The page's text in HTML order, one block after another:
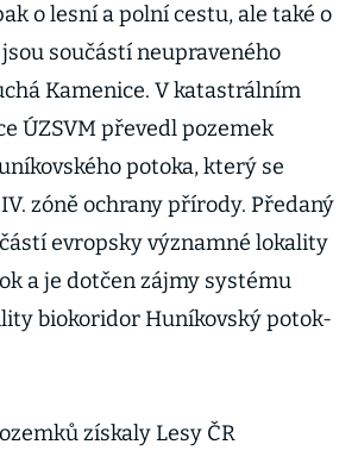
o lesní a polní cestu, ale také o
součástí neupraveného
Kamenice. V katastrálním
ÚZSVM převedl pozemek
potoka, který se
zóně ochrany přírody. Předaný
evropsky významné lokality
a je dotčen zájmy systému
biokoridor Huníkovský potok-
získaly Lesy ČR